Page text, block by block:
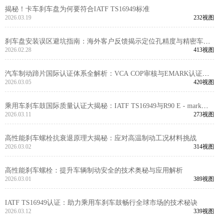
揭秘！卡车刹车盘为何要符合IATF TS16949标准
2026.03.19 232视图
刹车盘安装误区避坑指南：海外客户反馈揭示定位孔精度与精密车削
的关键影响
2026.02.28 413视图
汽车制动蹄片国际认证体系全解析：VCA COP审核与EMARK认证技
术要求
2026.03.05 420视图
乘用车刹车鼓国际质量认证大揭秘：IATF TS16949与R90 E - mark标
准全解读
2026.03.11 273视图
高性能刹车螺栓抗衰退原理大揭秘：应对高温制动工况材料挑战
2026.03.02 314视图
高性能刹车螺栓：提升车辆制动安全的技术奥秘与应用解析
2026.03.01 389视图
IATF TS16949认证：助力乘用车刹车鼓畅行全球市场的技术秘诀
2026.03.12 339视图